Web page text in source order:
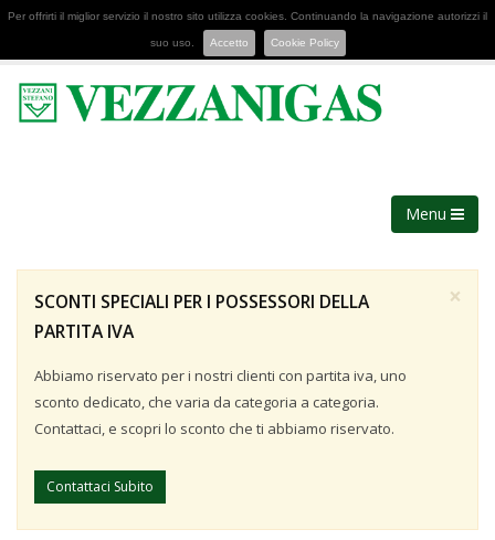
Per offrirti il miglior servizio il nostro sito utilizza cookies. Continuando la navigazione autorizzi il
suo uso. Accetto Cookie Policy
Menu
×
SCONTI SPECIALI PER I POSSESSORI DELLA
PARTITA IVA
Abbiamo riservato per i nostri clienti con partita iva, uno
sconto dedicato, che varia da categoria a categoria.
Contattaci, e scopri lo sconto che ti abbiamo riservato.
Contattaci Subito